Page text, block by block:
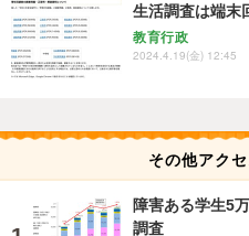
生活調査は端末
教育行政
2024.4.19(金) 12:45
その他アク
障害ある学生5
調査